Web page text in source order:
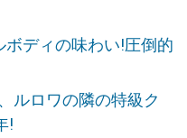
ディの味わい!圧倒的
ルロワの隣の特級ク
!